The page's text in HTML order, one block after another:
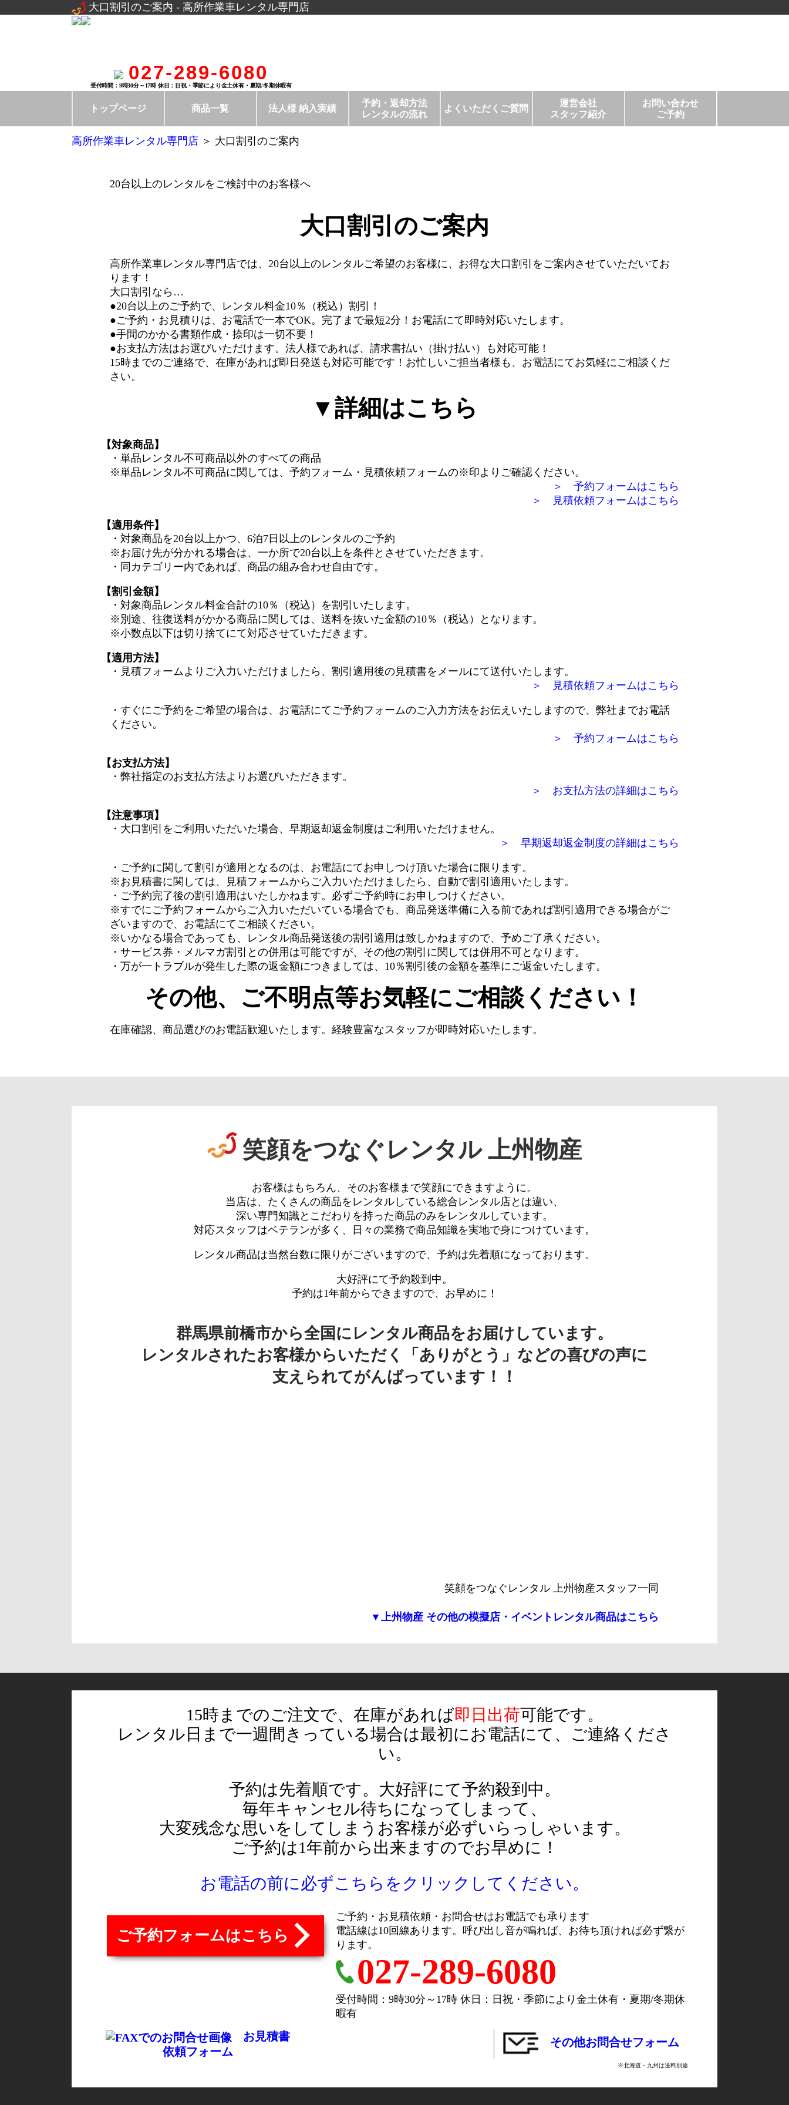
大口割引のご案内 - 高所作業車レンタル専門店
027-289-6080
受付時間：9時30分～17時 休日：日祝・季節により金土休有・夏期/冬期休暇有
トップページ 商品一覧 法人様 納入実績
予約・返却方法
レンタルの流れ
よくいただくご質問
運営会社
スタッフ紹介
お問い合わせ
ご予約
高所作業車レンタル専門店 ＞ 大口割引のご案内
20台以上のレンタルをご検討中のお客様へ
大口割引のご案内
高所作業車レンタル専門店では、20台以上のレンタルご希望のお客様に、お得な大口割引をご案内させていただいてお
ります！
大口割引なら…
●20台以上のご予約で、 レンタル料金10％（税込） 割引！
●ご予約・お見積りは、お電話で一本でOK。 完了まで最短2分！ お電話にて即時対応いたします。
●手間のかかる書類作成・捺印は一切不要！
●お支払方法はお選びいただけます。法人様であれば、請求書払い（掛け払い）も対応可能！
15時までのご連絡で、在庫があれば即日発送も対応可能です！お忙しいご担当者様も、お電話にてお気軽にご相談くだ
さい。
▼詳細はこちら
【対象商品】
・単品レンタル不可商品以外のすべての商品
※単品レンタル不可商品に関しては、予約フォーム・見積依頼フォームの※印よりご確認ください。
＞ 予約フォームはこちら
＞ 見積依頼フォームはこちら
【適用条件】
・対象商品を20台以上かつ、6泊7日以上のレンタルのご予約
※お届け先が分かれる場合は、一か所で20台以上を条件とさせていただきます。
・同カテゴリー内であれば、商品の組み合わせ自由です。
【割引金額】
・対象商品レンタル料金合計の10％（税込）を割引いたします。
※別途、往復送料がかかる商品に関しては、送料を抜いた金額の10％（税込）となります。
※小数点以下は切り捨てにて対応させていただきます。
【適用方法】
・見積フォームよりご入力いただけましたら、割引適用後の見積書をメールにて送付いたします。
＞ 見積依頼フォームはこちら
・すぐにご予約をご希望の場合は、お電話にてご予約フォームのご入力方法をお伝えいたしますので、弊社までお電話
ください。
＞ 予約フォームはこちら
【お支払方法】
・弊社指定のお支払方法よりお選びいただきます。
＞ お支払方法の詳細はこちら
【注意事項】
・大口割引をご利用いただいた場合、早期返却返金制度はご利用いただけません。
＞ 早期返却返金制度の詳細はこちら
・ご予約に関して割引が適用となるのは、お電話にてお申しつけ頂いた場合に限ります。
※お見積書に関しては、見積フォームからご入力いただけましたら、自動で割引適用いたします。
・ご予約完了後の割引適用はいたしかねます。必ずご予約時にお申しつけください。
※すでにご予約フォームからご入力いただいている場合でも、商品発送準備に入る前であれば割引適用できる場合がご
ざいますので、お電話にてご相談ください。
※いかなる場合であっても、レンタル商品発送後の割引適用は致しかねますので、予めご了承ください。
・サービス券・メルマガ割引との併用は可能ですが、その他の割引に関しては併用不可となります。
・万が一トラブルが発生した際の返金額につきましては、10％割引後の金額を基準にご返金いたします。
その他、ご不明点等お気軽にご相談ください！
在庫確認、商品選びのお電話歓迎いたします。経験豊富なスタッフが即時対応いたします。
笑顔をつなぐレンタル 上州物産
お客様はもちろん、 そのお客様まで笑顔にできますように。
当店は、たくさんの商品をレンタルしている総合レンタル店とは違い、
深い専門知識とこだわりを持った商品のみを レンタルしています。
対応スタッフはベテランが多く、
日々の業務で商品知識を実地で身につけています。
レンタル商品は当然台数に限りがございますので、 予約は先着順になっております。
大好評にて予約殺到中。
予約は1年前からできますので、お早めに！
群馬県前橋市から全国にレンタル商品をお届けしています。
レンタルされたお客様からいただく「ありがとう」などの喜びの声に
支えられてがんばっています！！
笑顔をつなぐレンタル 上州物産スタッフ一同
▼上州物産 その他の模擬店・イベントレンタル商品はこちら
15時までのご注文で、在庫があれば即日出荷可能です。
レンタル日まで一週間きっている場合は最初にお電話にて、ご連絡くださ
い。
予約は先着順です。大好評にて予約殺到中。
毎年キャンセル待ちになってしまって、
大変残念な思いをしてしまう お客様が必ずいらっしゃいます。
ご予約は1年前から出来ますのでお早めに！
お電話の前に必ずこちらをクリックしてください。
ご予約フォームはこちら
ご予約・お見積依頼・お問合せはお電話でも承ります
電話線は10回線あります。呼び出し音が鳴れば、お待ち頂ければ必ず繋が
ります。
027-289-6080
受付時間：9時30分～17時 休日：日祝・季節により金土休有・夏期/冬期休
暇有
お見積書
依頼フォーム
その他お問合せフォーム
※北海道・九州は送料別途